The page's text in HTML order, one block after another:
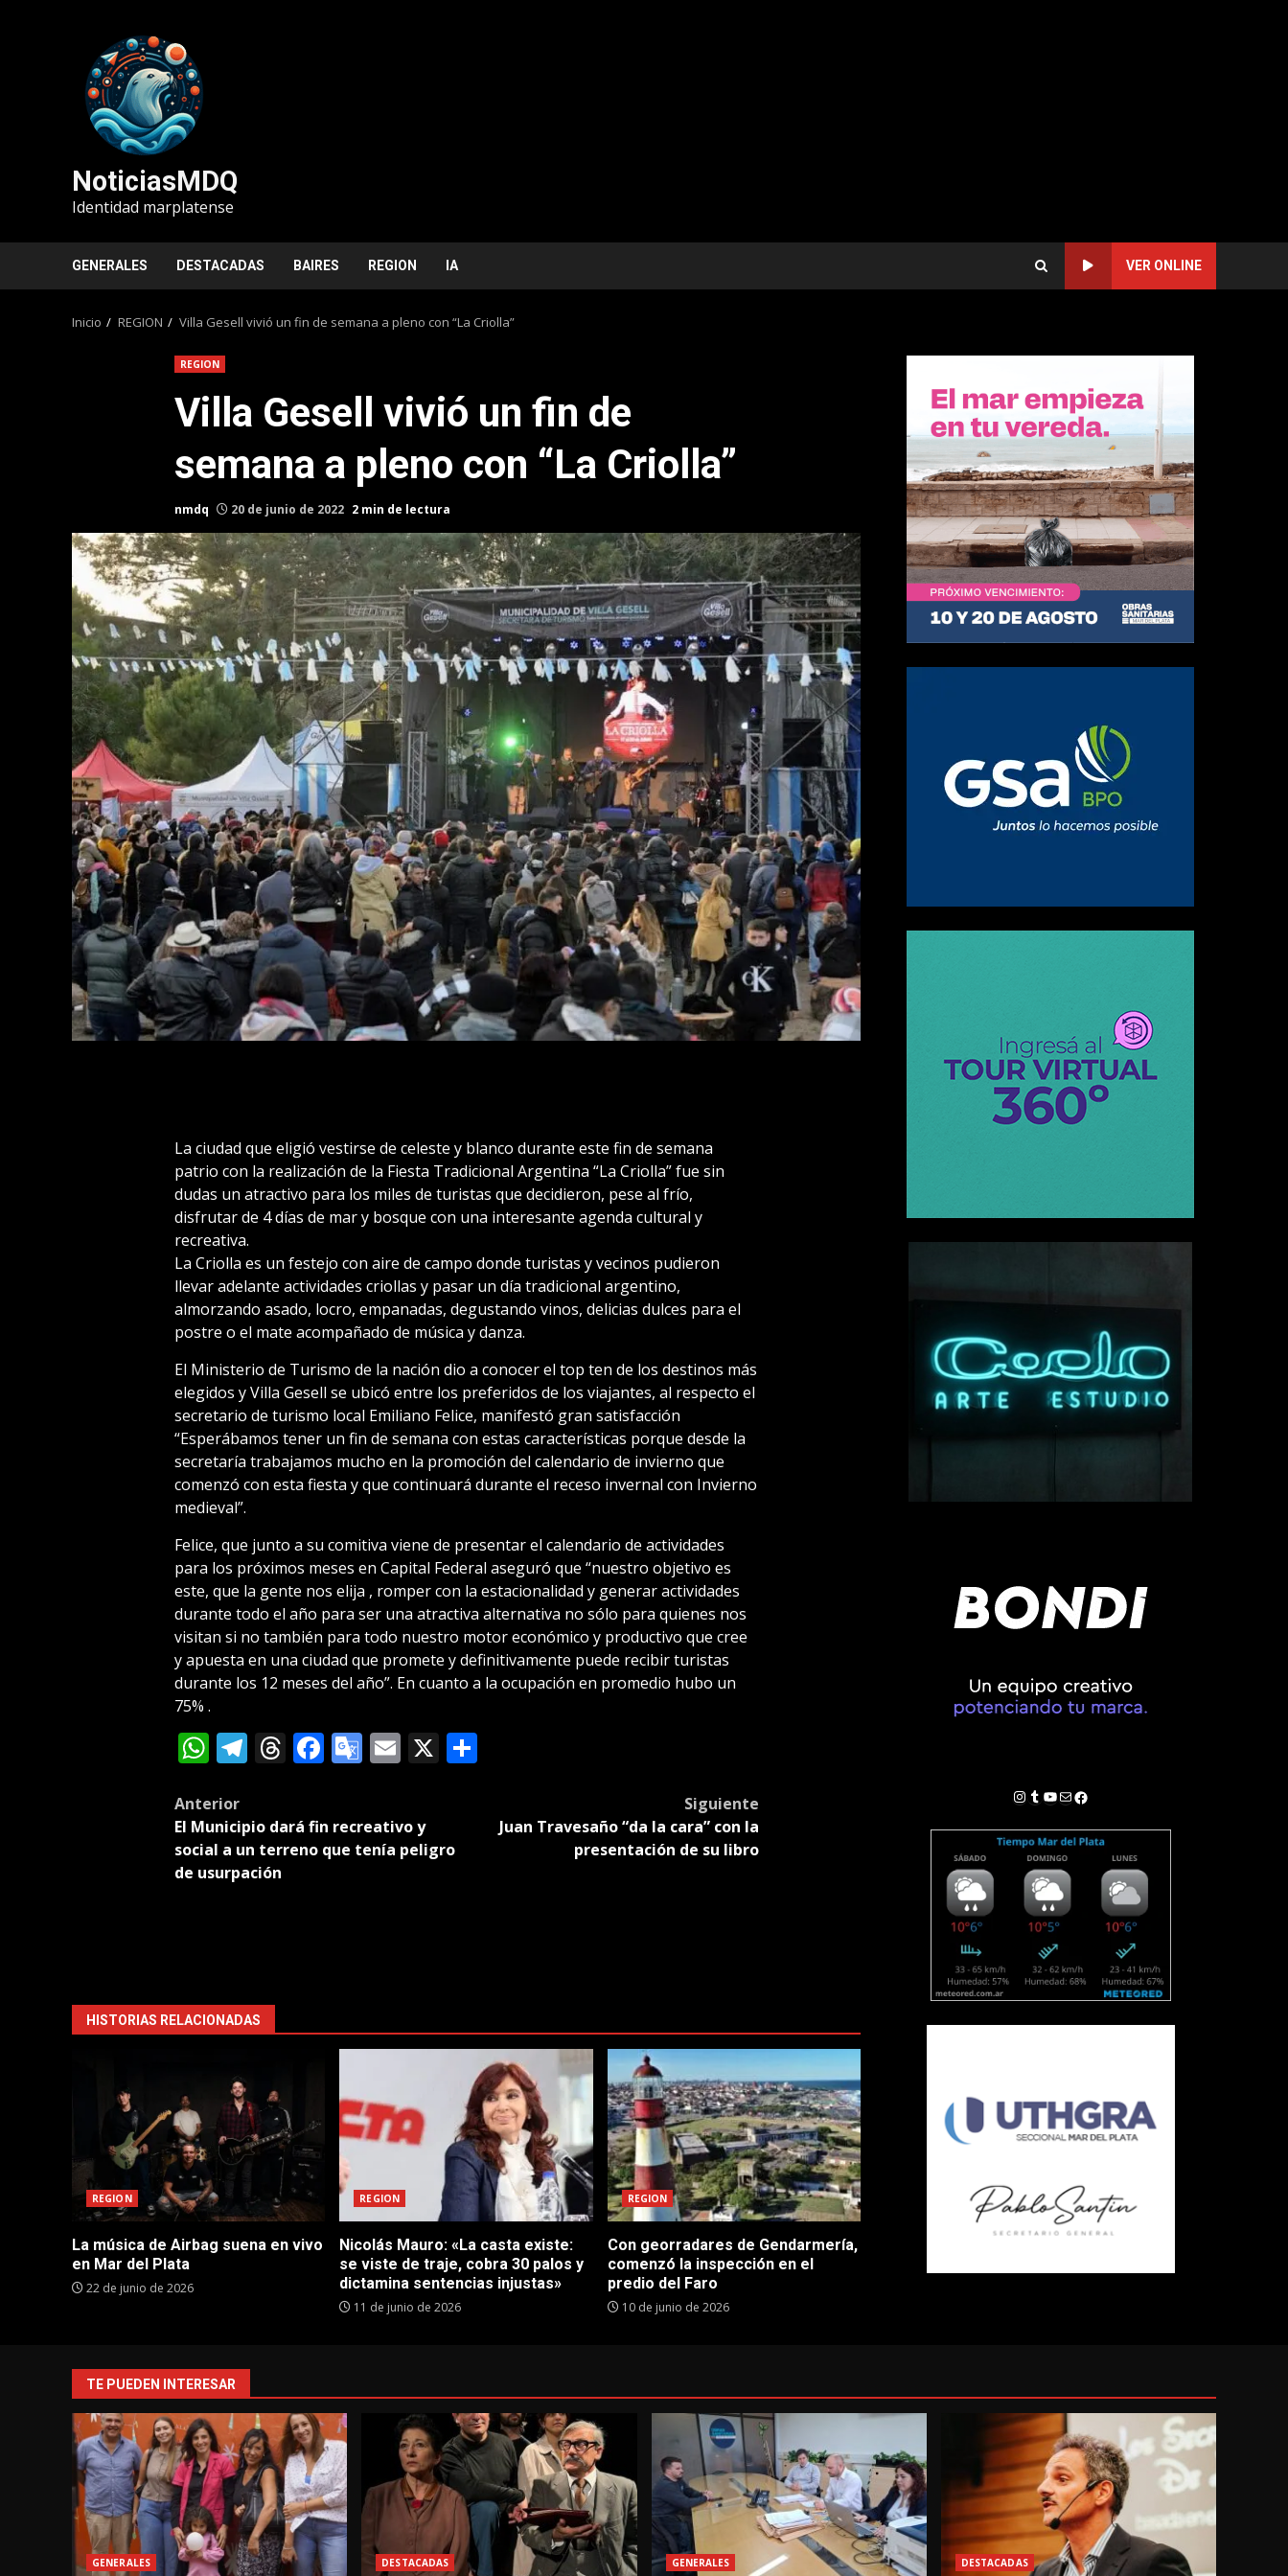
NoticiasMDQ
Identidad marplatense
GENERALES DESTACADAS BAIRES REGION IA VER ONLINE
Inicio REGION Villa Gesell vivió un fin de semana a pleno con “La Criolla”
REGION
Villa Gesell vivió un fin de
semana a pleno con “La Criolla”
nmdq 20 de junio de 2022 2 min de lectura
La ciudad que eligió vestirse de celeste y blanco durante este fin de semana
patrio con la realización de la Fiesta Tradicional Argentina “La Criolla” fue sin
dudas un atractivo para los miles de turistas que decidieron, pese al frío,
disfrutar de 4 días de mar y bosque con una interesante agenda cultural y
recreativa.
La Criolla es un festejo con aire de campo donde turistas y vecinos pudieron
llevar adelante actividades criollas y pasar un día tradicional argentino,
almorzando asado, locro, empanadas, degustando vinos, delicias dulces para el
postre o el mate acompañado de música y danza.
El Ministerio de Turismo de la nación dio a conocer el top ten de los destinos más
elegidos y Villa Gesell se ubicó entre los preferidos de los viajantes, al respecto el
secretario de turismo local Emiliano Felice, manifestó gran satisfacción
“Esperábamos tener un fin de semana con estas características porque desde la
secretaría trabajamos mucho en la promoción del calendario de invierno que
comenzó con esta fiesta y que continuará durante el receso invernal con Invierno
medieval”.
Felice, que junto a su comitiva viene de presentar el calendario de actividades
para los próximos meses en Capital Federal aseguró que “nuestro objetivo es
este, que la gente nos elija , romper con la estacionalidad y generar actividades
durante todo el año para ser una atractiva alternativa no sólo para quienes nos
visitan si no también para todo nuestro motor económico y productivo que cree
y apuesta en una ciudad que promete y definitivamente puede recibir turistas
durante los 12 meses del año”. En cuanto a la ocupación en promedio hubo un
75% .
WhatsApp
Telegram
Threads
Facebook
Google
Email
X Compartir
Post
navigation
Anterior
El Municipio dará fin recreativo y
social a un terreno que tenía peligro
de usurpación
Siguiente
Juan Travesaño “da la cara” con la
presentación de su libro
HISTORIAS RELACIONADAS
REGION
La música de Airbag suena en vivo
en Mar del Plata
22 de junio de 2026
REGION
Nicolás Mauro: «La casta existe:
se viste de traje, cobra 30 palos y
dictamina sentencias injustas»
11 de junio de 2026
REGION
Con georradares de Gendarmería,
comenzó la inspección en el
predio del Faro
10 de junio de 2026
Instagram
Tumblr
YouTube
Correo electrónico
Facebook
TE PUEDEN INTERESAR
GENERALES DESTACADAS GENERALES DESTACADAS